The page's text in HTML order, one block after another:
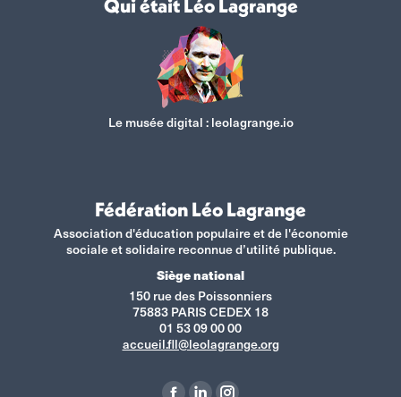
Qui était Léo Lagrange
Le musée digital :leolagrange.io
Fédération Léo Lagrange
Association d'éducation populaire et de l'économie
sociale et solidaire reconnue d’utilité publique.
Siège national
150 rue des Poissonniers
75883 PARIS CEDEX 18
01 53 09 00 00
accueil.fll@leolagrange.org